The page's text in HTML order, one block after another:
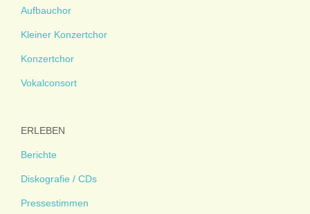
Aufbauchor
Kleiner Konzertchor
Konzertchor
Vokalconsort
ERLEBEN
Berichte
Diskografie / CDs
Pressestimmen